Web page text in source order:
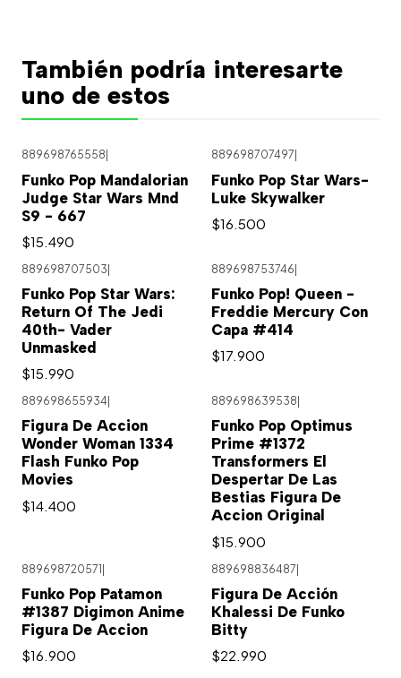
También podría interesarte
uno de estos
889698765558
Funko Pop Mandalorian
Judge Star Wars Mnd
S9 - 667
$15.490
889698707497
Funko Pop Star Wars-
Luke Skywalker
$16.500
889698707503
Funko Pop Star Wars:
Return Of The Jedi
40th- Vader
Unmasked
$15.990
889698753746
Funko Pop! Queen -
Freddie Mercury Con
Capa #414
$17.900
889698655934
Figura De Accion
Wonder Woman 1334
Flash Funko Pop
Movies
$14.400
889698639538
Funko Pop Optimus
Prime #1372
Transformers El
Despertar De Las
Bestias Figura De
Accion Original
$15.900
889698720571|
Funko Pop Patamon
#1387 Digimon Anime
Figura De Accion
$16.900
889698836487|
Figura De Acción
Khalessi De Funko
Bitty
$22.990